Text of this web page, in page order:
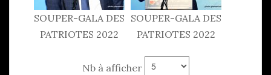
SOUPER-GALA DES
PATRIOTES 2022
SOUPER-GALA DES
PATRIOTES 2022
Nb à afficher